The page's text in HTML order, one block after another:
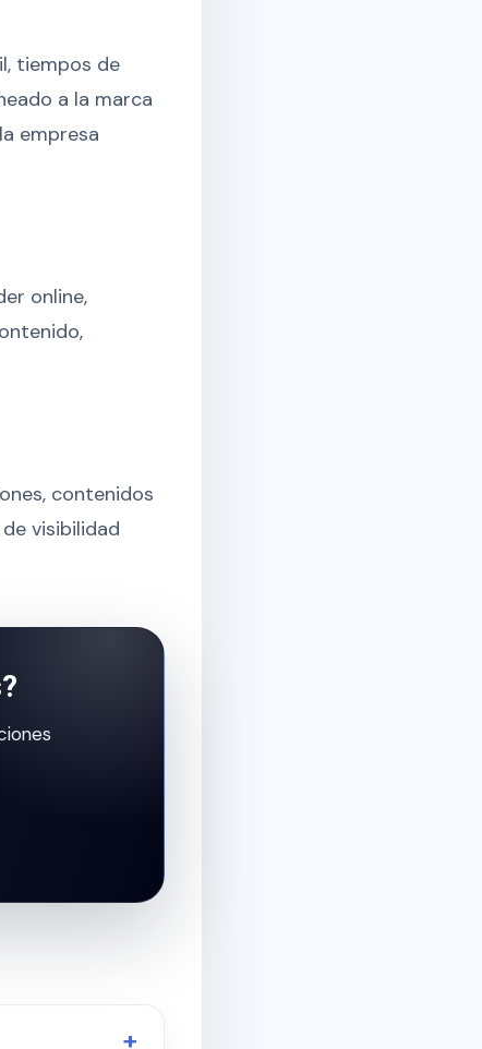
tiempos de
a la marca
empresa
online,
contenidos
visibilidad